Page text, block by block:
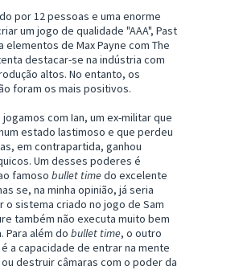
por 12 pessoas e uma enorme
um jogo de qualidade "AAA", Past
elementos de Max Payne com The
destacar-se na indústria com
altos. No entanto, os
foram os mais positivos.
jogamos com Ian, um ex-militar que
estado lastimoso e que perdeu
em contrapartida, ganhou
Um desses poderes é
famoso bullet timedo excelente
se, na minha opinião, já seria
o sistema criado no jogo de Sam
também não executa muito bem
Para além do bullet time, o outro
a capacidade de entrar na mente
destruir câmaras com o poder da